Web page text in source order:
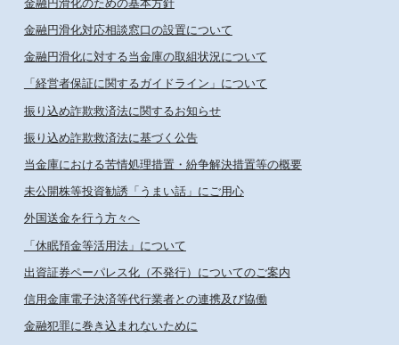
金融円滑化対応相談窓口の設置について
金融円滑化に対する当金庫の取組状況について
「経営者保証に関するガイドライン」について
振り込め詐欺救済法に関するお知らせ
振り込め詐欺救済法に基づく公告
当金庫における苦情処理措置・紛争解決措置等の概要
未公開株等投資勧誘「うまい話」にご用心
外国送金を行う方々へ
「休眠預金等活用法」について
出資証券ペーパレス化（不発行）についてのご案内
信用金庫電子決済等代行業者との連携及び協働
金融犯罪に巻き込まれないために